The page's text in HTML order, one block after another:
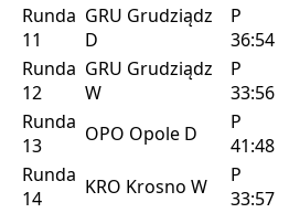
Runda
11
GRU Grudziądz
D
P
36:54
Runda
12
GRU Grudziądz
W
P
33:56
Runda
13
OPO Opole D
P
41:48
Runda
14
KRO Krosno W
P
33:57